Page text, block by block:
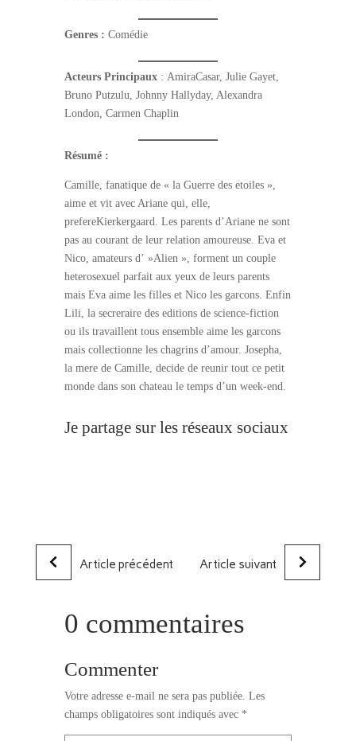
Genres : Comédie
Acteurs Principaux: AmiraCasar, Julie Gayet,
Bruno Putzulu, Johnny Hallyday, Alexandra
London, Carmen Chaplin
Résumé :
Camille, fanatique de « la Guerre des etoiles »,
aime et vit avec Ariane qui, elle,
prefereKierkergaard. Les parents d’Ariane ne sont
pas au courant de leur relation amoureuse. Eva et
Nico, amateurs d’ »Alien », forment un couple
heterosexuel parfait aux yeux de leurs parents
mais Eva aime les filles et Nico les garcons. Enfin
Lili, la secreraire des editions de science-fiction
ou ils travaillent tous ensemble aime les garcons
mais collectionne les chagrins d’amour. Josepha,
la mere de Camille, decide de reunir tout ce petit
monde dans son chateau le temps d’un week-end.
Je partage sur les réseaux sociaux
Article précédent Article suivant
0 commentaires
Commenter
Votre adresse e-mail ne sera pas publiée. Les
champs obligatoires sont indiqués avec *